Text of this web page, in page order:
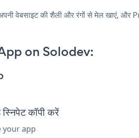
वेबसाइट की शैली और रंगों से मेल खाएं, और
on Solodev:
कॉपी करें
your app